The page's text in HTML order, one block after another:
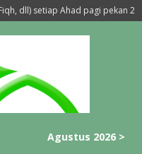
setiap Ahad pagi pekan 2, 3,
Agustus 2026 >